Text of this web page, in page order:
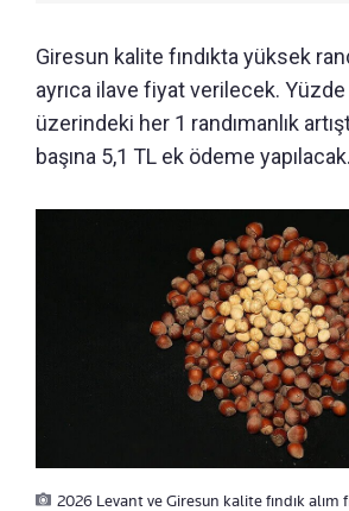
Giresun kalite fındıkta yüksek
ayrıca ilave fiyat verilecek. Yüzde
üzerindeki her 1 randımanlık
başına 5,1 TL ek ödeme yapılacak.
2026 Levant ve Giresun kalite fındık alım